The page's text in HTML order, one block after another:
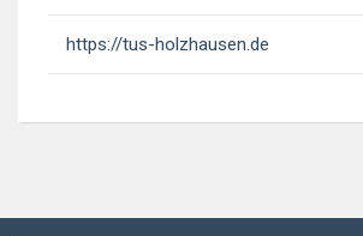
https://tus-holzhausen.de